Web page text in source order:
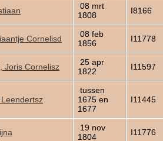
08 mrt
1808
I8166
Cornelisd
08 feb
1856
I11778
Joris Cornelisz
25 apr
1822
I11597
tussen
1675 en
1677
I11445
19 nov
1804
I11776